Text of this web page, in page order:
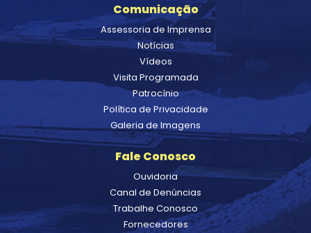
Comunicação
Assessoria de Imprensa
Notícias
Vídeos
Visita Programada
Patrocínio
Política de Privacidade
Galeria de Imagens
Fale Conosco
Ouvidoria
Canal de Denúncias
Trabalhe Conosco
Fornecedores